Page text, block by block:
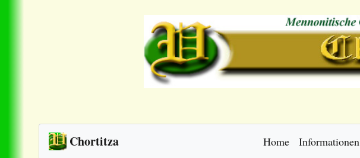
Chortitza Home Informationen